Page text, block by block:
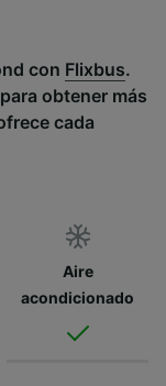
con Flixbus.
obtener más
cada
Aire
acondicionado